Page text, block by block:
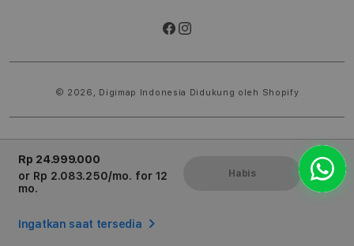
Rp 24.999.000
or Rp 2.083.250/mo. for 12
mo.
Habis
Ingatkan saat tersedia
Facebook
Instagram
pembayaran
© 2026, Digimap Indonesia Didukung oleh Shopify